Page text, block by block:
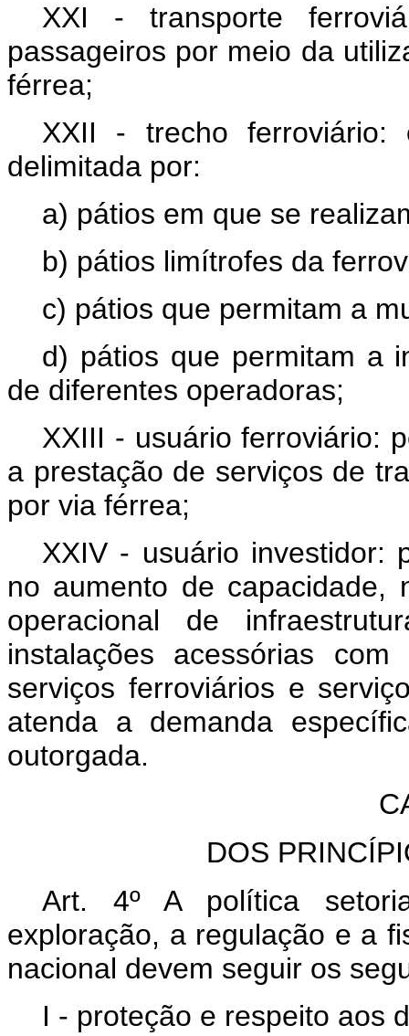
XXI - transporte
passageiros por meio da
férrea;
XXII - trecho ferroviário:
delimitada por:
a) pátios em que se
b) pátios limítrofes da
c) pátios que permitam a
d) pátios que permitam a
de diferentes operadoras;
XXIII - usuário ferroviário:
a prestação de serviços de
por via férrea;
XXIV - usuário investidor:
no aumento de capacidade,
operacional de
instalações acessórias
serviços ferroviários e
atenda a demanda
outorgada.
DOS
Art. 4º A política
exploração, a regulação e a
nacional devem seguir os
I - proteção e respeito aos